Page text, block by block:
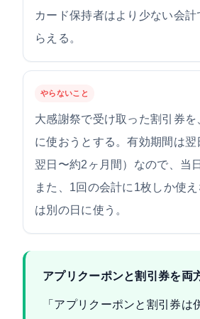
カード保持者はより少ない会計
らえる。
やらないこと
大感謝祭で受け取った割引券を
に使おうとする。有効期間は翌
翌日〜約2ヶ月間）なので、当
また、1回の会計に1枚しか使
は別の日に使う。
アプリクーポンと割引券を両
「アプリクーポンと割引券は